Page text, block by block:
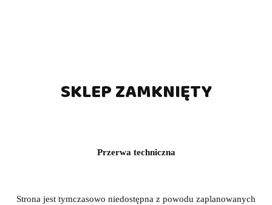
SKLEP ZAMKNIĘTY
Przerwa techniczna
Strona jest tymczasowo niedostępna z powodu zaplanowanych